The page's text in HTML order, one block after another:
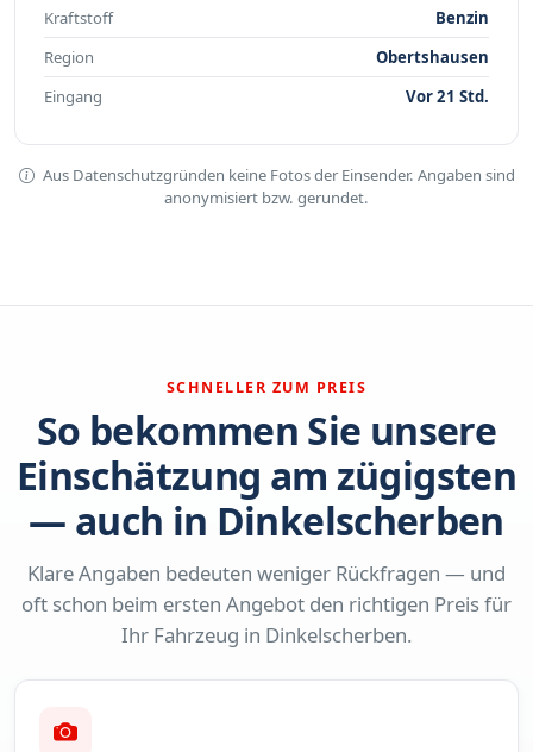
Kraftstoff
Benzin
Region
Obertshausen
Eingang
Vor 21 Std.
Aus Datenschutzgründen keine Fotos der Einsender. Angaben sind
anonymisiert bzw. gerundet.
SCHNELLER ZUM PREIS
So bekommen Sie unsere
Einschätzung am zügigsten
— auch in Dinkelscherben
Klare Angaben bedeuten weniger Rückfragen — und
oft schon beim ersten Angebot den richtigen Preis für
Ihr Fahrzeug in Dinkelscherben.